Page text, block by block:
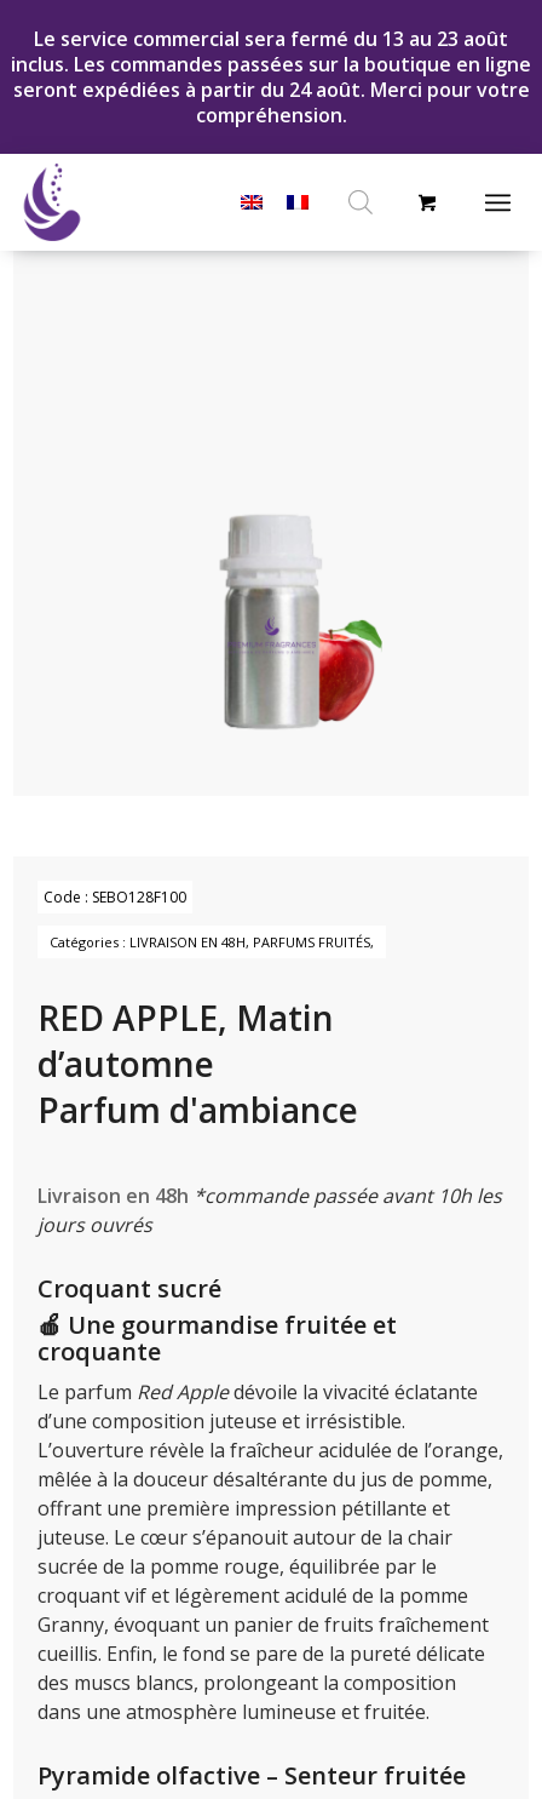
Le service commercial sera fermé du 13 au 23 août
inclus. Les commandes passées sur la boutique en ligne
seront expédiées à partir du 24 août. Merci pour votre
compréhension.
Recherche
produits
Code : SEBO128F100
Catégories : LIVRAISON EN 48H, PARFUMS FRUITÉS,
RED APPLE, Matin
d’automne
Parfum d'ambiance
Livraison en 48h *commande passée avant 10h les
jours ouvrés
Croquant sucré
🍎 Une gourmandise fruitée et
croquante
Le parfum Red Appledévoile la vivacité éclatante
d’une composition juteuse et irrésistible.
L’ouverture révèle la fraîcheur acidulée de l’orange,
mêlée à la douceur désaltérante du jus de pomme,
offrant une première impression pétillante et
juteuse. Le cœur s’épanouit autour de la chair
sucrée de la pomme rouge, équilibrée par le
croquant vif et légèrement acidulé de la pomme
Granny, évoquant un panier de fruits fraîchement
cueillis. Enfin, le fond se pare de la pureté délicate
des muscs blancs, prolongeant la composition
dans une atmosphère lumineuse et fruitée.
Pyramide olfactive – Senteur fruitée